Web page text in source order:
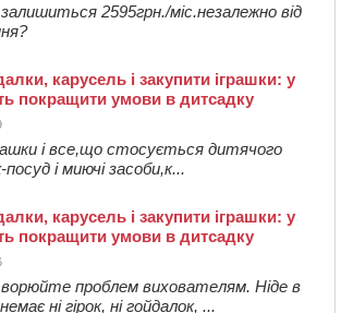
2595грн./міс.незалежно від
карусель і закупити іграшки: у
покращити умови в дитсадку
і все,що стосується дитячого
і миючі засоби,к...
карусель і закупити іграшки: у
покращити умови в дитсадку
проблем вихователям. Ніде в
ні гірок, ні гойдалок, ...